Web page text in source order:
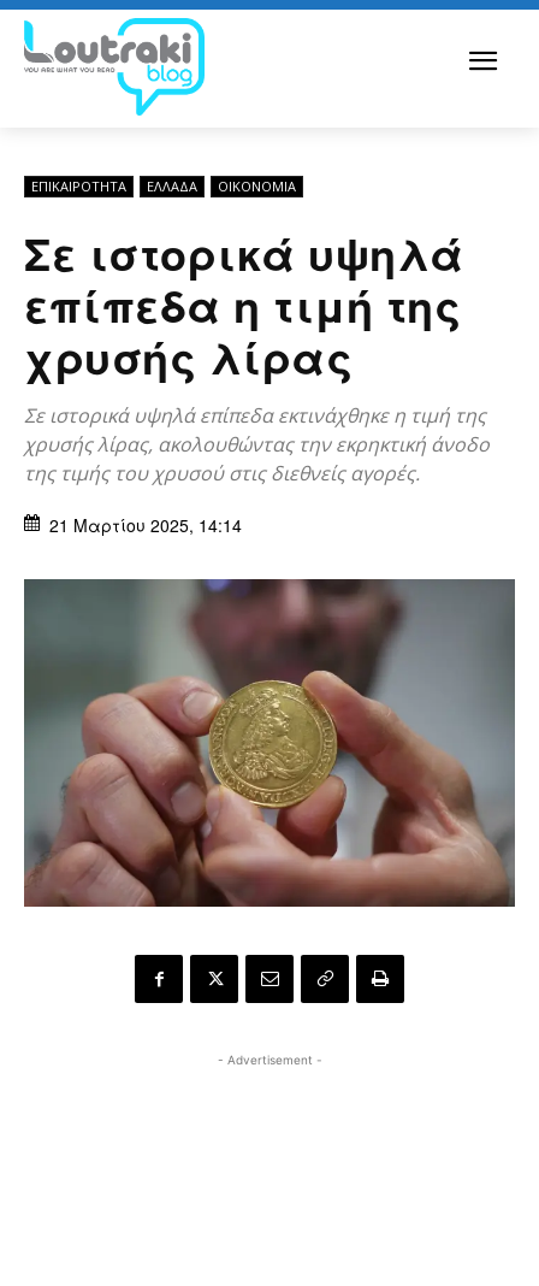
ΕΠΙΚΑΙΡΟΤΗΤΑ ΕΛΛΆΔΑ ΟΙΚΟΝΟΜΊΑ
Σε ιστορικά υψηλά
επίπεδα η τιμή της
χρυσής λίρας
Σε ιστορικά υψηλά επίπεδα εκτινάχθηκε η τιμή της
χρυσής λίρας, ακολουθώντας την εκρηκτική άνοδο
της τιμής του χρυσού στις διεθνείς αγορές.
21 Μαρτίου 2025, 14:14
- Advertisement -